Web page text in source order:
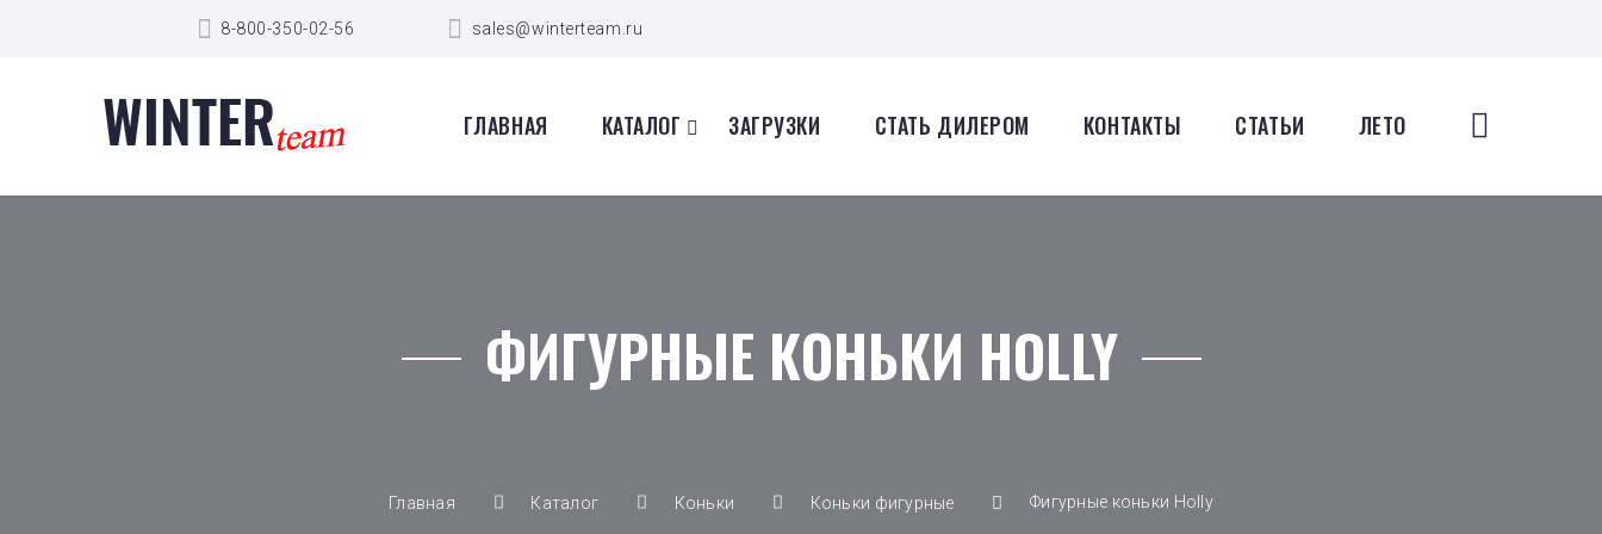
8-800-350-02-56 sales@winterteam.ru
ГЛАВНАЯ КАТАЛОГ ЗАГРУЗКИ СТАТЬ ДИЛЕРОМ КОНТАКТЫ СТАТЬИ ЛЕТО
ФИГУРНЫЕ КОНЬКИ HOLLY
Главная Каталог Коньки Коньки фигурные Фигурные коньки Holly